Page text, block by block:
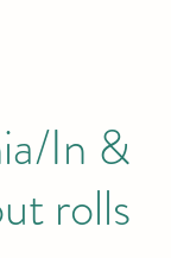
In &
rolls